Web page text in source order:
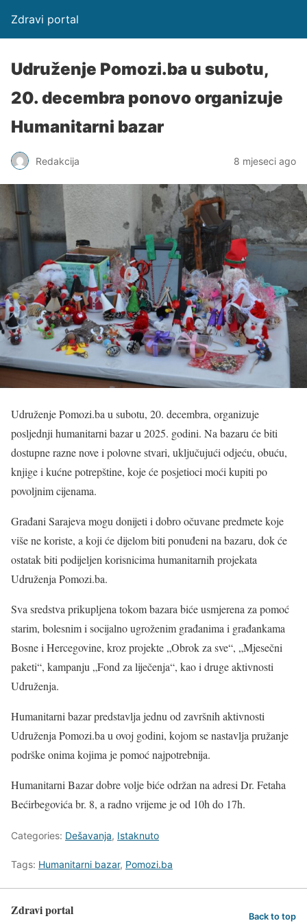
Zdravi portal
Udruženje Pomozi.ba u subotu,
20. decembra ponovo organizuje
Humanitarni bazar
Redakcija 8 mjeseci ago
Udruženje Pomozi.ba u subotu, 20. decembra, organizuje
posljednji humanitarni bazar u 2025. godini. Na bazaru će biti
dostupne razne nove i polovne stvari, uključujući odjeću, obuću,
knjige i kućne potrepštine, koje će posjetioci moći kupiti po
povoljnim cijenama.
Građani Sarajeva mogu donijeti i dobro očuvane predmete koje
više ne koriste, a koji će dijelom biti ponuđeni na bazaru, dok će
ostatak biti podijeljen korisnicima humanitarnih projekata
Udruženja Pomozi.ba.
Sva sredstva prikupljena tokom bazara biće usmjerena za pomoć
starim, bolesnim i socijalno ugroženim građanima i građankama
Bosne i Hercegovine, kroz projekte „Obrok za sve“, „Mjesečni
paketi“, kampanju „Fond za liječenja“, kao i druge aktivnosti
Udruženja.
Humanitarni bazar predstavlja jednu od završnih aktivnosti
Udruženja Pomozi.ba u ovoj godini, kojom se nastavlja pružanje
podrške onima kojima je pomoć najpotrebnija.
Humanitarni Bazar dobre volje biće održan na adresi Dr. Fetaha
Bećirbegovića br. 8, a radno vrijeme je od 10h do 17h.
Categories: Dešavanja, Istaknuto
Tags: Humanitarni bazar, Pomozi.ba
Zdravi portal Back to top